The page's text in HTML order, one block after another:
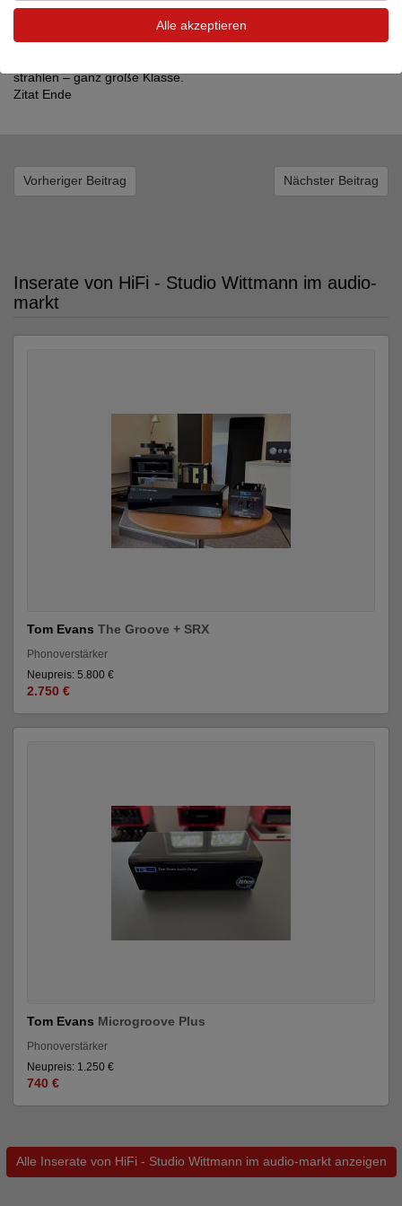
Konzert bis hin zur Solostimme – das Gerät putzt jeden einzelnen
heraus und schickt ihn nach draußen, um mit seinen Kollegen um
strahlen – ganz große Klasse.
Zitat Ende
Vorheriger Beitrag Nächster Beitrag
Inserate von HiFi - Studio Wittmann im audio-
markt
Tom Evans The Groove + SRX
Phonoverstärker
Neupreis: 5.800 €
2.750 €
Tom Evans Microgroove Plus
Phonoverstärker
Neupreis: 1.250 €
740 €
Alle Inserate von HiFi - Studio Wittmann im audio-markt anzeigen
Alle akzeptieren